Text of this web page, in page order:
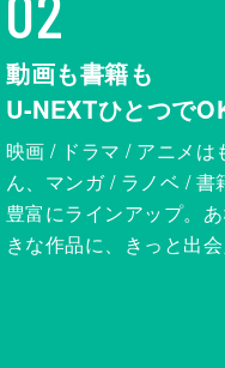
動画も書籍も
U-NEXTひとつで
映画 / ドラマ / アニメは
ん、マンガ / ラノベ / 書
豊富にラインアップ。
きな作品に、きっと出会